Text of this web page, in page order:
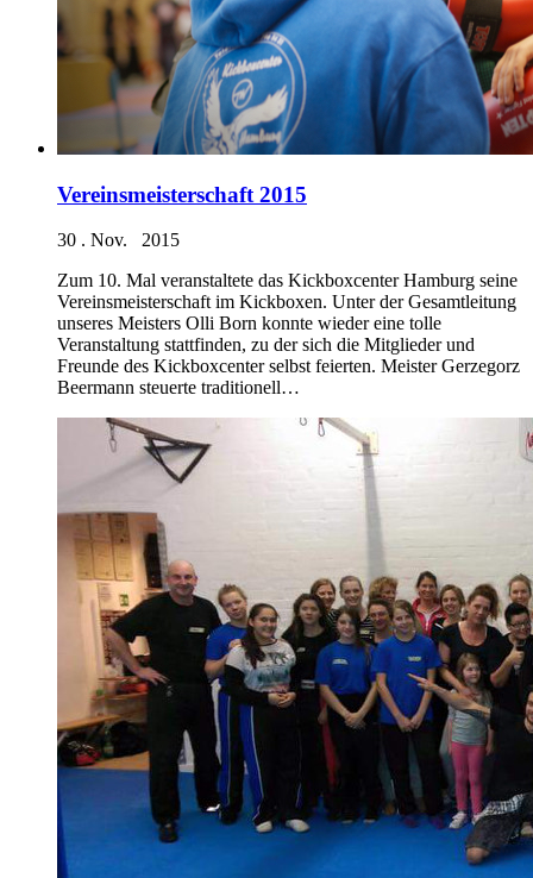
Vereinsmeisterschaft 2015
30 . Nov. 2015
Zum 10. Mal veranstaltete das Kickboxcenter Hamburg seine
Vereinsmeisterschaft im Kickboxen. Unter der Gesamtleitung
unseres Meisters Olli Born konnte wieder eine tolle
Veranstaltung stattfinden, zu der sich die Mitglieder und
Freunde des Kickboxcenter selbst feierten. Meister Gerzegorz
Beermann steuerte traditionell…